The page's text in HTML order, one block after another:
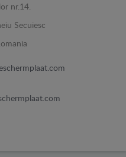
nr.14.
Secuiesc